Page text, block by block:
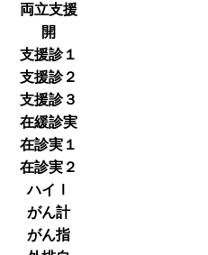
両立支援
開
支援診１
支援診２
支援診３
在緩診実
在診実１
在診実２
ハイⅠ
がん計
がん指